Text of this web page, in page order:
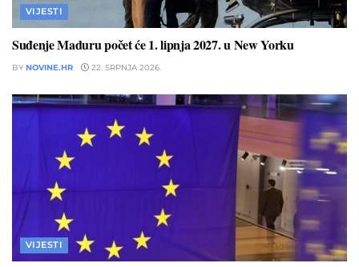
VIJESTI
Suđenje Maduru počet će 1. lipnja 2027. u New Yorku
BY NOVINE.HR 22. SRPNJA 2026.
VIJESTI